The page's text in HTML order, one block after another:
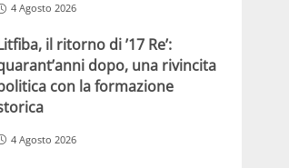
4 Agosto 2026
il ritorno di ’17 Re’:
dopo, una rivincita
con la formazione
4 Agosto 2026